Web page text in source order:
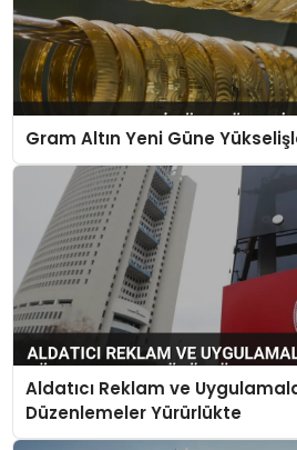
Gram Altın Yeni Güne
Aldatıcı Reklam ve
Düzenlemeler Yürürlükte